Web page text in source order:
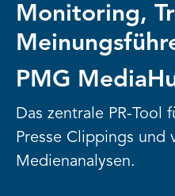
Monitoring,
PMG
Das zentrale PR-Tool
Presse Clippings und
Medienanalysen.